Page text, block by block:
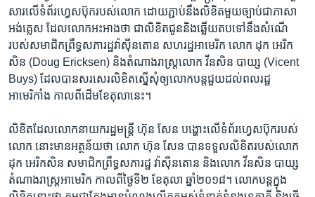
សារ​លើ​ទំព័រ​ហ្វេសប៊ុក​របស់​លោក​ ​ដោយ​ភ្ជាប់​នឹង​លិខិត​មួយ​ច្បាប់​ជា​ភាសា​
អង់គ្លេស​ ​ដែល​លោក​អះអាង​ថា​ ​ជា​លិខិត​ជូន​និង​ឆ្លើយតប​ទៅ​នឹង​សំណើ​
របស់​សមាជិក​ព្រឹទ្ធសភា​រដ្ឋ​វ៉ាស៊ីនតោន​ ​សហរដ្ឋ​អាមេរិក​ ​លោក​ ​ដុក អេ​រិក​
សិន​ ​(Doug Ericksen)​ ​និង​តំណាងរាស្រ្ត​លោក​ ​វីនសិន បាយ្ស​ ​(Vicent
Buys)​ ​ដែល​បាន​សរសេរ​លិខិត​ស្នើសុំ​ឲ្យ​លោក​បន្ត​ជួយ​ដល់​ពលរដ្ឋ​
អាមេរិកាំង​ ​កាល​ពី​ដើម​ខែ​តុលា​នេះ។
​លិខិត​ដែល​លោក​នាយក​រដ្ឋមន្រ្តី​ ​ហ៊ុន សែន​ ​បង្ហោះ​លើ​ទំព័រ​ហ្វេសប៊ុក​របស់​
លោក នោះ​មាន​អត្ថន័យ​ថា​ ​លោក​ ​ហ៊ុន សែន​ ​បាន​ទទួល​លិខិត​របស់​លោក​ ​
ដុក អេរិកសិន​ ​សមាជិក​ព្រឹទ្ធសភា​រដ្ឋ​ វ៉ាស៊ីនតោន​ ​និង​លោក វីន​សិន បាយ្ស
តំណាងរាស្រ្ត​អាមេរិក​ កាលពី​ថ្ងៃ​ទី​២ ​ខែ​តុលា ឆ្នាំ​២០១៨។​ ​លោក​បន្ត​ក្នុង​